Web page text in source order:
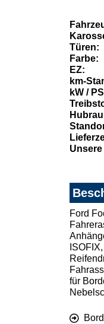
Türen:
Farbe:
EZ:
km-
kW /
Ford
für